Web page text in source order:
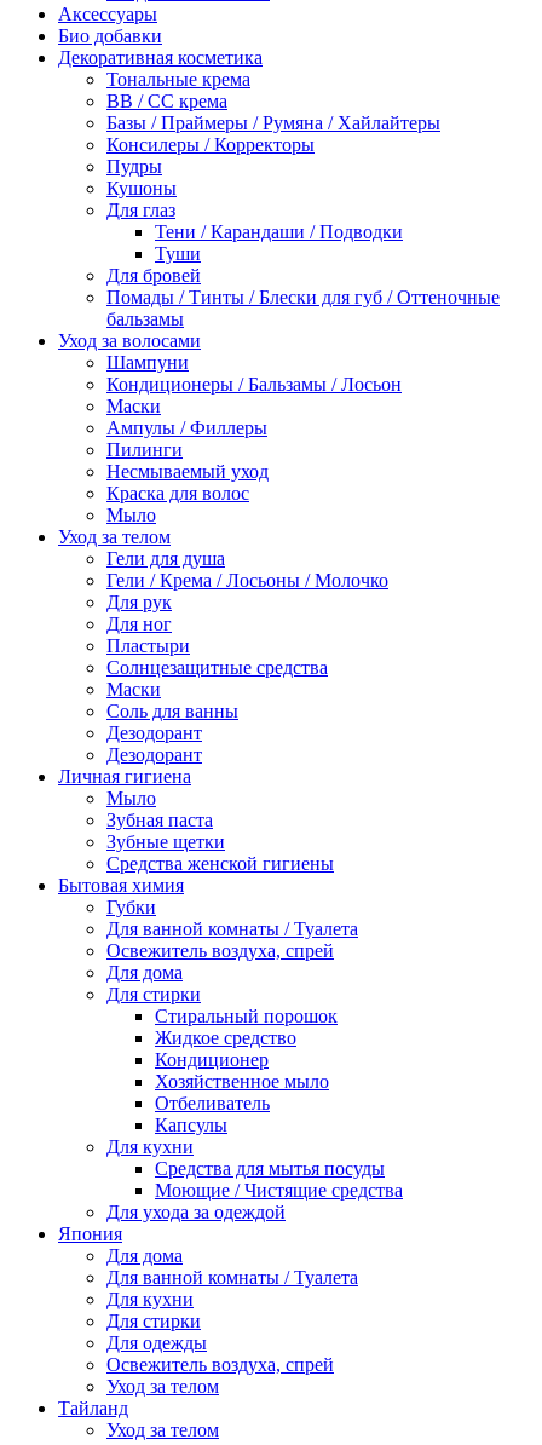
Аксессуары
Био добавки
Декоративная косметика
Тональные крема
BB / СС крема
Базы / Праймеры / Румяна / Хайлайтеры
Консилеры / Корректоры
Пудры
Кушоны
Для глаз
Тени / Карандаши / Подводки
Туши
Для бровей
Помады / Тинты / Блески для губ / Оттеночные
бальзамы
Уход за волосами
Шампуни
Кондиционеры / Бальзамы / Лосьон
Маски
Ампулы / Филлеры
Пилинги
Несмываемый уход
Краска для волос
Мыло
Уход за телом
Гели для душа
Гели / Крема / Лосьоны / Молочко
Для рук
Для ног
Пластыри
Солнцезащитные средства
Маски
Соль для ванны
Дезодорант
Дезодорант
Личная гигиена
Мыло
Зубная паста
Зубные щетки
Средства женской гигиены
Бытовая химия
Губки
Для ванной комнаты / Туалета
Освежитель воздуха, спрей
Для дома
Для стирки
Стиральный порошок
Жидкое средство
Кондиционер
Хозяйственное мыло
Отбеливатель
Капсулы
Для кухни
Средства для мытья посуды
Моющие / Чистящие средства
Для ухода за одеждой
Япония
Для дома
Для ванной комнаты / Туалета
Для кухни
Для стирки
Для одежды
Освежитель воздуха, спрей
Уход за телом
Тайланд
Уход за телом